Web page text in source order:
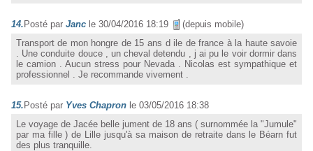
14.Posté par Janc le 30/04/2016 18:19
(depuis mobile)
Transport de mon hongre de 15 ans d ile de france à la haute savoie
. Une conduite douce , un cheval detendu , j ai pu le voir dormir dans
le camion . Aucun stress pour Nevada . Nicolas est sympathique et
professionnel . Je recommande vivement .
15. Posté par Yves Chapron le 03/05/2016 18:38
Le voyage de Jacée belle jument de 18 ans ( surnommée la "Jumule"
par ma fille ) de Lille jusqu'à sa maison de retraite dans le Béarn fut
des plus tranquille.